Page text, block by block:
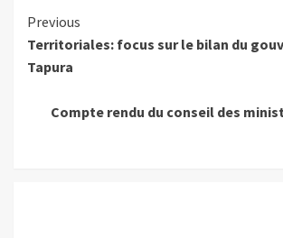
Continue
Reading
Previous
Territoriales: focus sur le bilan du
Tapura
Compte rendu du conseil des